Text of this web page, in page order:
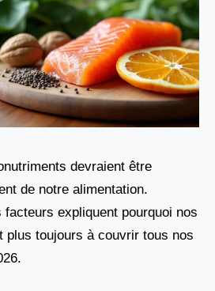
devraient être
de notre alimentation.
facteurs expliquent pourquoi nos
plus toujours à couvrir tous nos